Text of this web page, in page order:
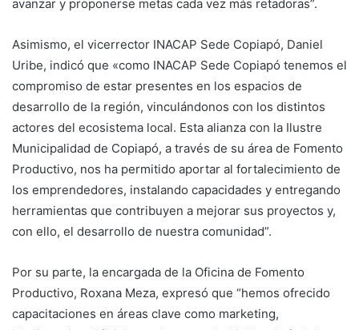
avanzar y proponerse metas cada vez más retadoras”.
Asimismo, el vicerrector INACAP Sede Copiapó, Daniel
Uribe, indicó que «como INACAP Sede Copiapó tenemos el
compromiso de estar presentes en los espacios de
desarrollo de la región, vinculándonos con los distintos
actores del ecosistema local. Esta alianza con la Ilustre
Municipalidad de Copiapó, a través de su área de Fomento
Productivo, nos ha permitido aportar al fortalecimiento de
los emprendedores, instalando capacidades y entregando
herramientas que contribuyen a mejorar sus proyectos y,
con ello, el desarrollo de nuestra comunidad”.
Por su parte, la encargada de la Oficina de Fomento
Productivo, Roxana Meza, expresó que “hemos ofrecido
capacitaciones en áreas clave como marketing,